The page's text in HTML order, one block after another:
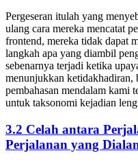
Pergeseran itulah yang
ulang cara mereka mencatat
frontend, mereka tidak dapat
langkah apa yang diambil
sebenarnya terjadi ketika
menunjukkan ketidakhadiran,
pembahasan mendalam kami
untuk taksonomi kejadian
3.2 Celah antara
Perjalanan yang